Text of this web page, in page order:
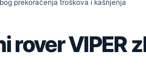
prekoračenja troškova i kašnjenja
rover VIPER